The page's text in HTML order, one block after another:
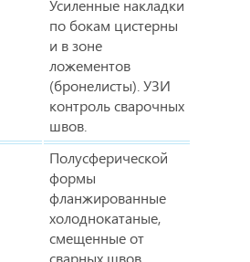
Усиленные накладки
по бокам цистерны
и в зоне
ложементов
(бронелисты). УЗИ
контроль сварочных
швов.
Полусферической
формы
фланжированные
холоднокатаные,
смещенные от
сварных швов